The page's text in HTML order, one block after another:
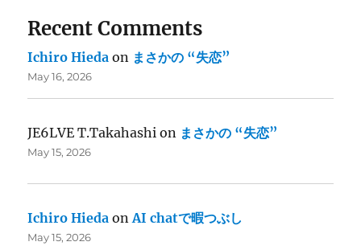
Recent Comments
Ichiro Hieda on まさかの “失恋”
May 16, 2026
JE6LVE T.Takahashi on まさかの “失恋”
May 15, 2026
Ichiro Hieda onAI chatで暇つぶし
May 15, 2026